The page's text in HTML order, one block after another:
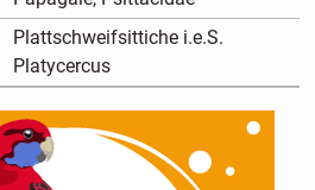
Plattschweifsittiche i.e.S.
Platycercus